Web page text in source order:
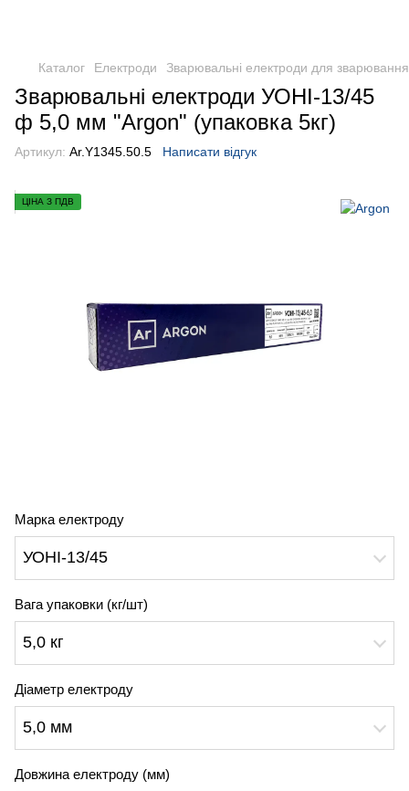
Каталог Електроди Зварювальні електроди для зварювання
Зварювальні електроди УОНІ-13/45
ф 5,0 мм "Argon" (упаковка 5кг)
Артикул: Ar.Y1345.50.5 Написати відгук
ЦІНА З ПДВ
Марка електроду
УОНІ-13/45
Вага упаковки (кг/шт)
5,0 кг
Діаметр електроду
5,0 мм
Довжина електроду (мм)